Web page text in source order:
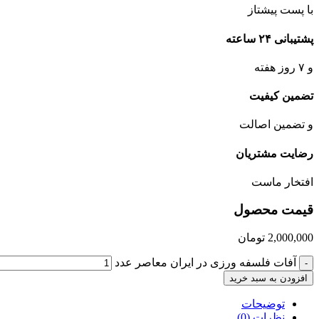
با پست پیشتاز
پشتیبانی ۲۴ ساعته
و ۷ روز هفته
تضمین کیفیت
و تضمین اصالت
رضایت مشتریان
افتخار ماست
قیمت محصول
2,000,000 تومان
- آفات فلسفه ورزی در ایران معاصر عدد
افزودن به سبد خرید
توضیحات